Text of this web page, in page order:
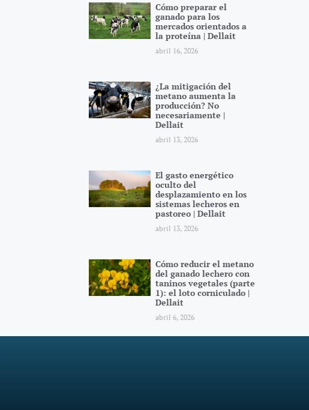
Cómo preparar el
ganado para los
mercados orientados a
la proteína | Dellait
abril 16, 2026
¿La mitigación del
metano aumenta la
producción? No
necesariamente |
Dellait
abril 13, 2026
El gasto energético
oculto del
desplazamiento en los
sistemas lecheros en
pastoreo | Dellait
abril 13, 2026
Cómo reducir el metano
del ganado lechero con
taninos vegetales (parte
1): el loto corniculado |
Dellait
abril 6, 2026